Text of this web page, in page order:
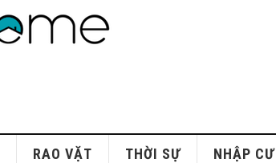
RAO VẶT THỜI SỰ NHẬP CƯ